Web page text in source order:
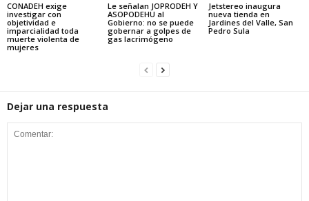
CONADEH exige
investigar con
objetividad e
imparcialidad toda
muerte violenta de
mujeres
Le señalan JOPRODEH Y
ASOPODEHU al
Gobierno: no se puede
gobernar a golpes de
gas lacrimógeno
Jetstereo inaugura
nueva tienda en
Jardines del Valle, San
Pedro Sula
Dejar una respuesta